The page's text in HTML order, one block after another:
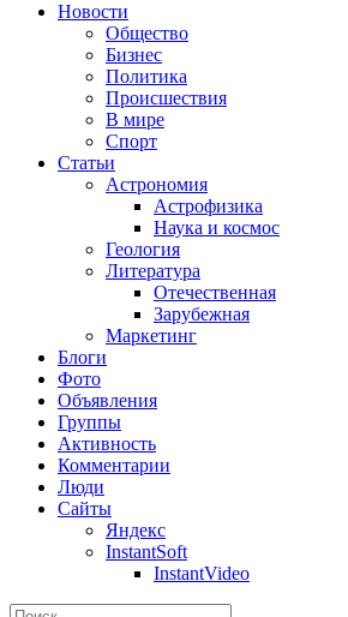
Новости
Общество
Бизнес
Политика
Происшествия
В мире
Спорт
Статьи
Астрономия
Астрофизика
Наука и космос
Геология
Литература
Отечественная
Зарубежная
Маркетинг
Блоги
Фото
Объявления
Группы
Активность
Комментарии
Люди
Сайты
Яндекс
InstantSoft
InstantVideo